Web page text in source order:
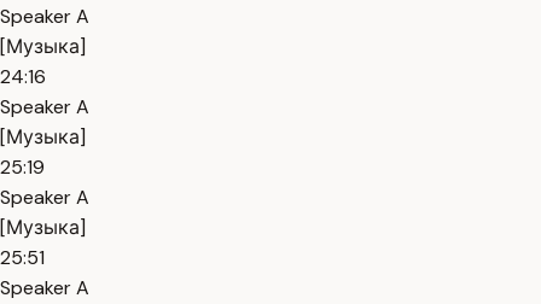
Speaker A
[Музыка]
24:16
Speaker A
[Музыка]
25:19
Speaker A
[Музыка]
25:51
Speaker A